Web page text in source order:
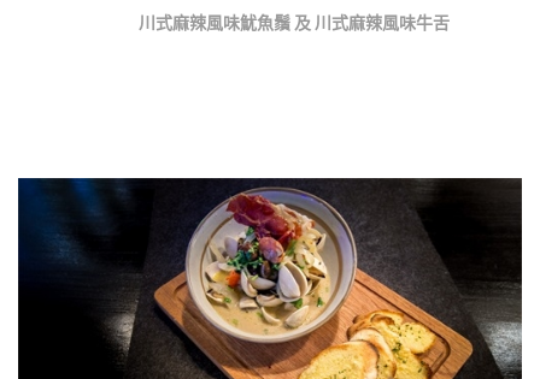
川式麻辣風味魷魚鬚 及 川式麻辣風味牛舌